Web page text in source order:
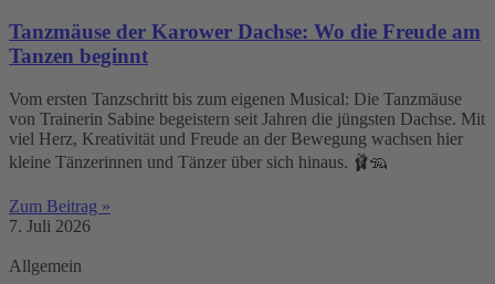
Tanzmäuse der Karower Dachse: Wo die Freude am
Tanzen beginnt
Vom ersten Tanzschritt bis zum eigenen Musical: Die Tanzmäuse
von Trainerin Sabine begeistern seit Jahren die jüngsten Dachse. Mit
viel Herz, Kreativität und Freude an der Bewegung wachsen hier
kleine Tänzerinnen und Tänzer über sich hinaus. 🩰🦡
Zum Beitrag »
7. Juli 2026
Allgemein